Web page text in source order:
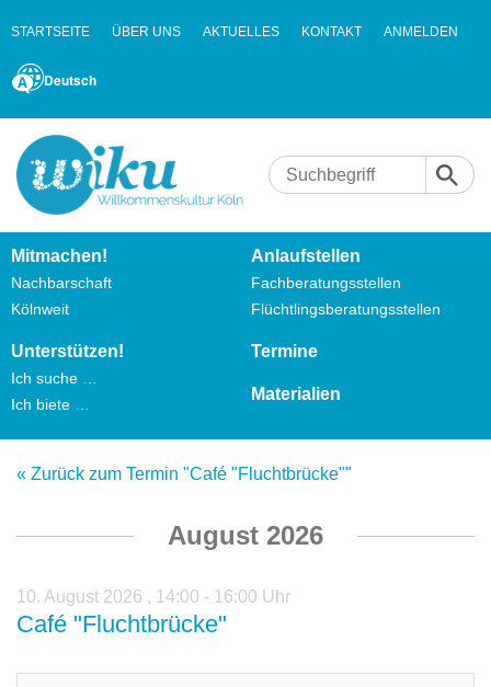
STARTSEITE ÜBER UNS AKTUELLES KONTAKT ANMELDEN
Deutsch
Mitmachen!
Nachbarschaft
Kölnweit
Anlaufstellen
Fachberatungsstellen
Flüchtlingsberatungsstellen
Unterstützen!
Ich suche …
Ich biete …
Termine
Materialien
« Zurück zum Termin "Café "Fluchtbrücke""
August 2026
10. August 2026 , 14:00 - 16:00 Uhr
Café "Fluchtbrücke"